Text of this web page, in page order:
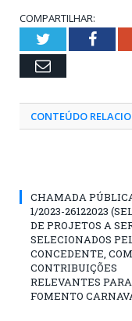
COMPARTILHAR:
Twitter
Email
CONTEÚDO
CHAMADA
1/2023-26122023
DE PROJETOS A
SELECIONADOS
CONCEDENTE, COM
CONTRIBUIÇÕES
RELEVANTES PARA
FOMENTO